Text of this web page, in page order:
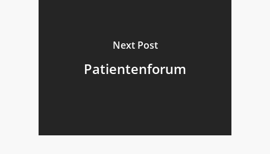
Next Post
Patientenforum